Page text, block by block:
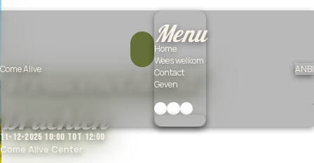
Come Alive
Menu
Home
Wees welkom
Contact
Geven
ANBI
Vrouwenochtend!
Drachten
11-12-2025 10:00 tot 12:00
Come Alive Center